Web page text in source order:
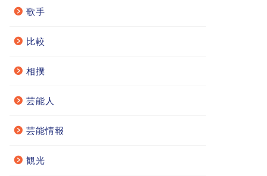
歌手
比較
相撲
芸能人
芸能情報
観光